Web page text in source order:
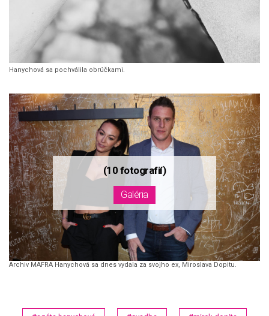
Hanychová sa pochválila obrúčkami.
Archiv MAFRA Hanychová sa dnes vydala za svojho ex, Miroslava Dopitu.